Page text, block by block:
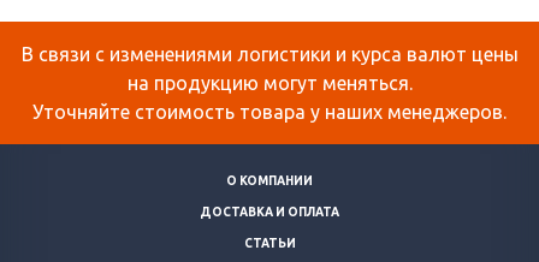
В связи с изменениями логистики и курса валют цены
на продукцию могут меняться.
Уточняйте стоимость товара у наших менеджеров.
О КОМПАНИИ
ДОСТАВКА И ОПЛАТА
СТАТЬИ